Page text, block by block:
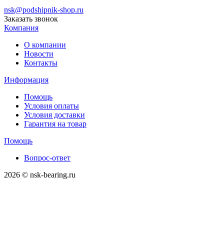
nsk@podshipnik-shop.ru
Заказать звонок
Компания
О компании
Новости
Контакты
Информация
Помощь
Условия оплаты
Условия доставки
Гарантия на товар
Помощь
Вопрос-ответ
2026 © nsk-bearing.ru